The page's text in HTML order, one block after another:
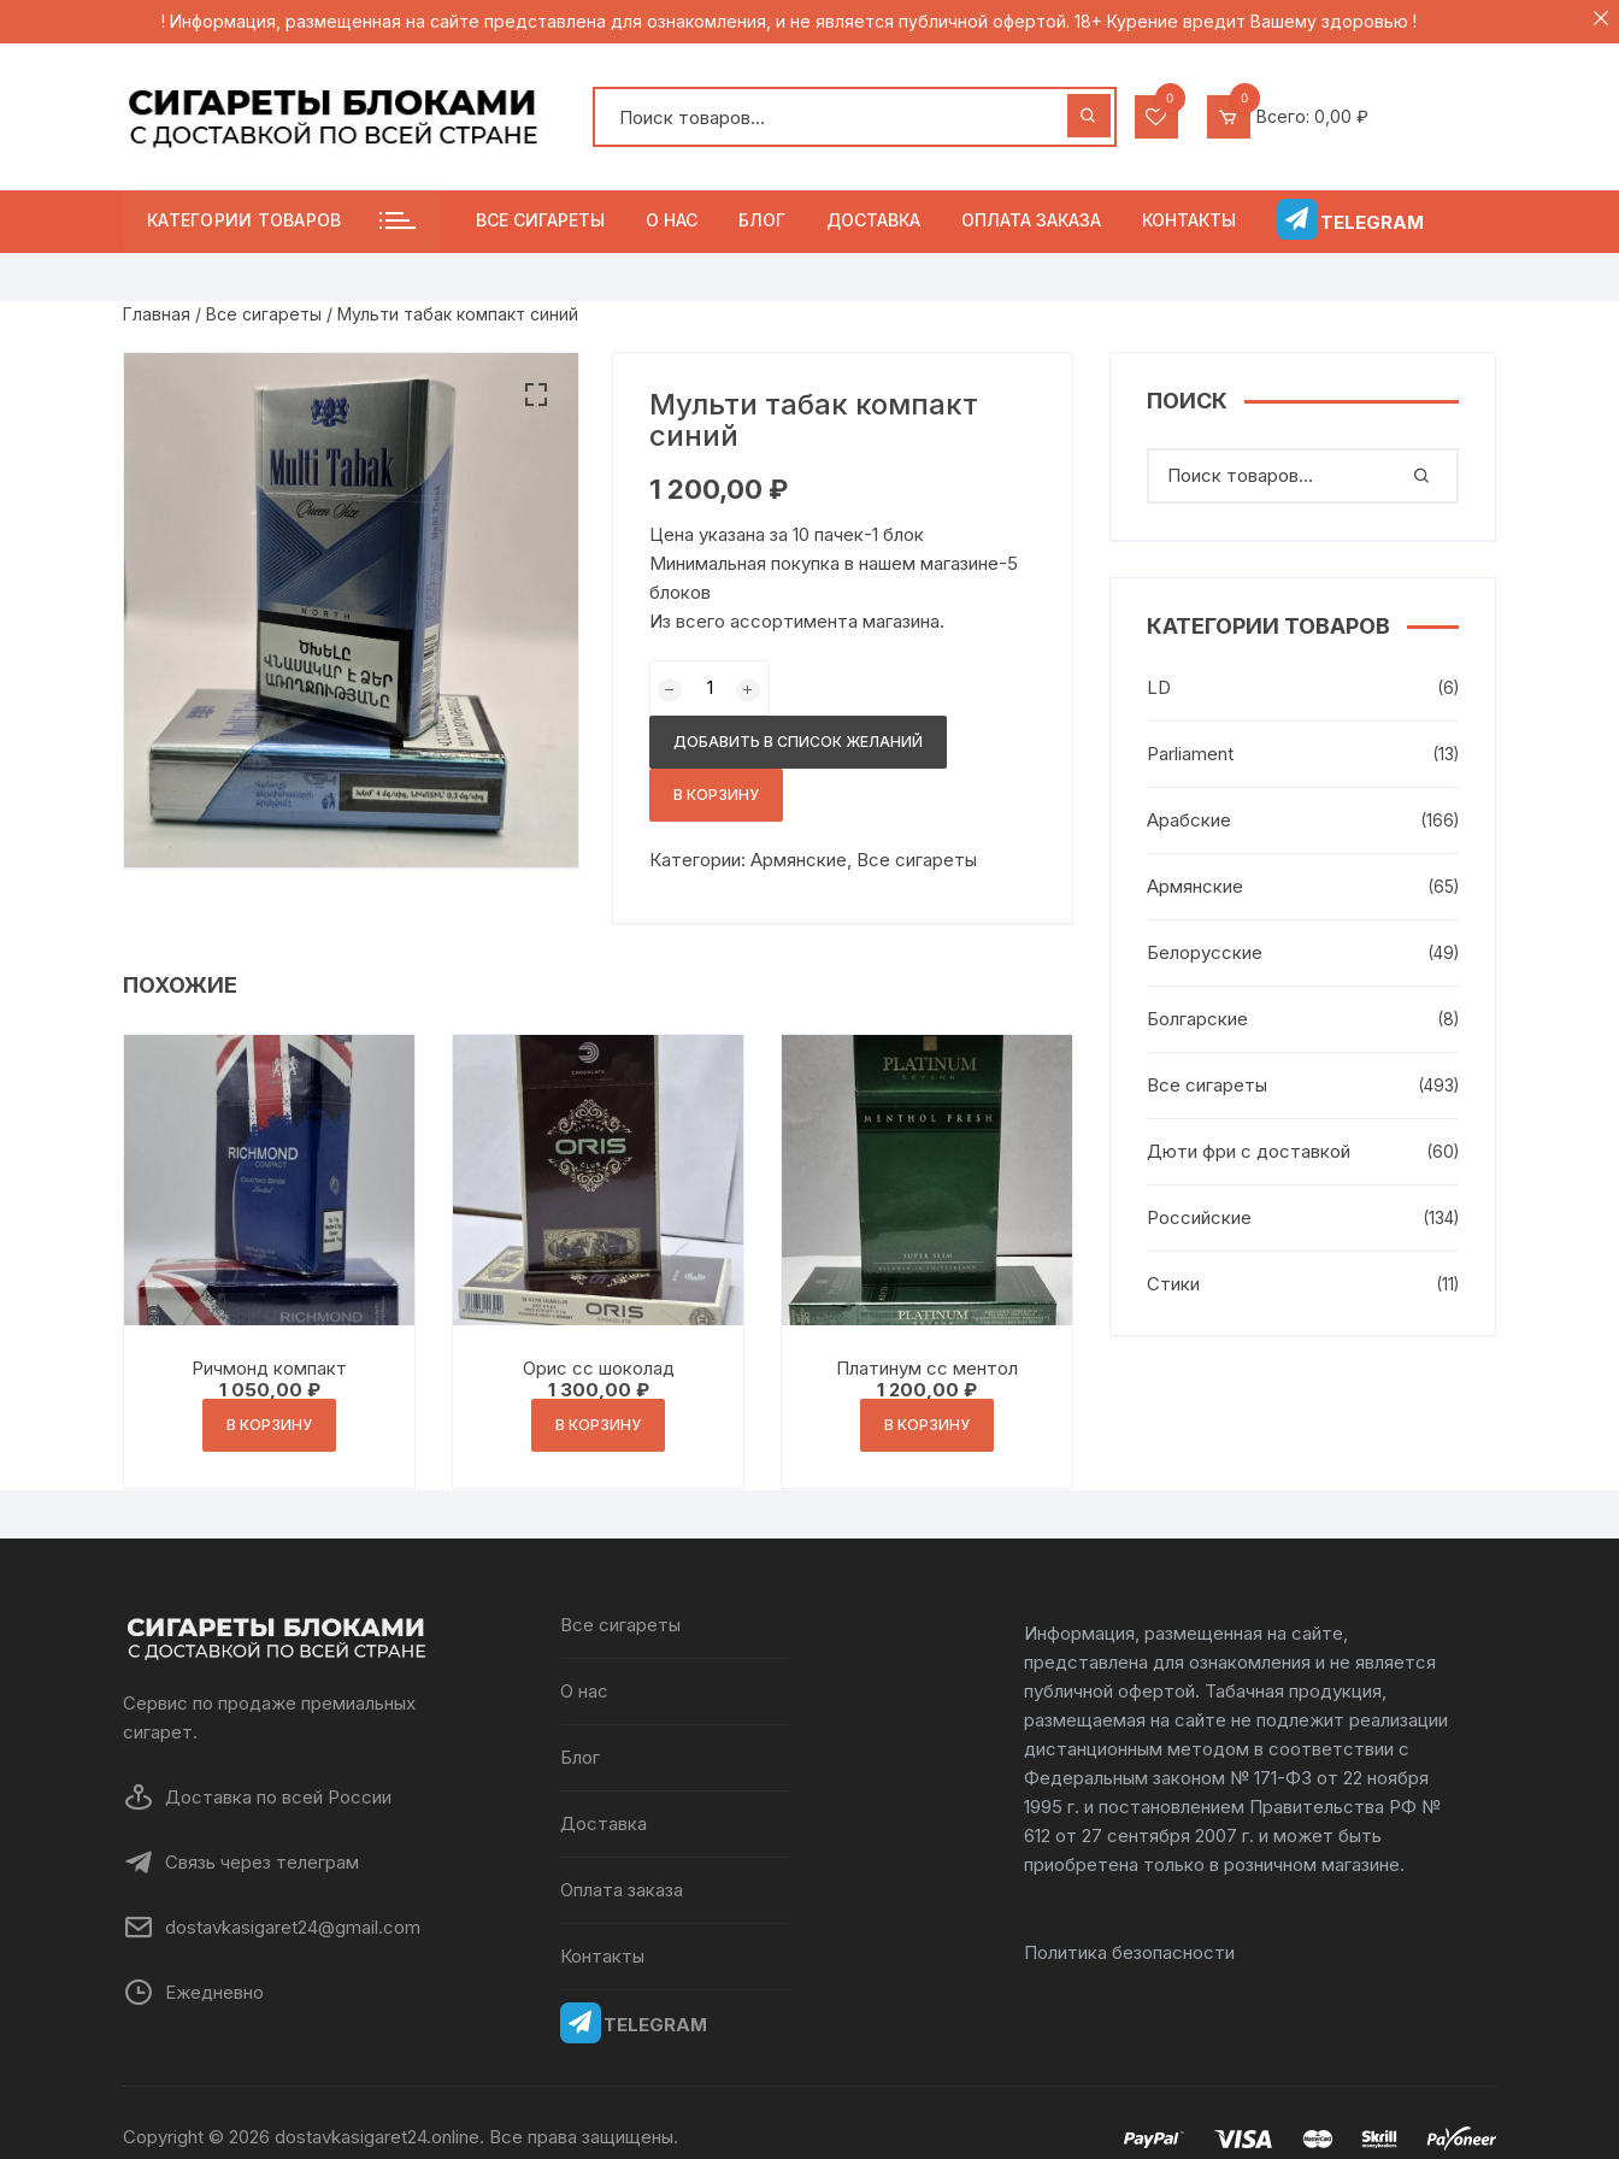
! Информация, размещенная на сайте представлена для ознакомления, и не является публичной офертой. 18+ Курение вредит Вашему здоровью !
0 0
Всего: 0,00 ₽
КАТЕГОРИИ ТОВАРОВ ВСЕ СИГАРЕТЫ О НАС БЛОГ ДОСТАВКА ОПЛАТА ЗАКАЗА КОНТАКТЫ TELEGRAM
Главная / Все сигареты / Мульти табак компакт синий
Мульти табак компакт
синий
1 200,00 ₽
Цена указана за 10 пачек-1 блок
Минимальная покупка в нашем магазине-5
блоков
Из всего ассортимента магазина.
товара
компакт
синий
ДОБАВИТЬ В СПИСОК ЖЕЛАНИЙ
В КОРЗИНУ
Категории:Армянские Все сигареты
ПОХОЖИЕ
Ричмонд компакт
1 050,00 ₽
В КОРЗИНУ
Орис сс шоколад
1 300,00 ₽
В КОРЗИНУ
Платинум сс ментол
1 200,00 ₽
В КОРЗИНУ
ПОИСК
КАТЕГОРИИ ТОВАРОВ
LD (6)
Parliament (13)
Арабские (166)
Армянские (65)
Белорусские (49)
Болгарские (8)
Все сигареты (493)
Дюти фри с доставкой (60)
Российские (134)
Стики (11)
Сервис по продаже премиальных
сигарет.
Доставка по всей России
Связь через телеграм
dostavkasigaret24@gmail.com
Ежедневно
Все сигареты
О нас
Блог
Доставка
Оплата заказа
Контакты
TELEGRAM
Информация, размещенная на сайте,
представлена для ознакомления и не является
публичной офертой. Табачная продукция,
размещаемая на сайте не подлежит реализации
дистанционным методом в соответствии с
Федеральным законом № 171-ФЗ от 22 ноября
1995 г. и постановлением Правительства РФ №
612 от 27 сентября 2007 г. и может быть
приобретена только в розничном магазине.
Политика безопасности
Copyright © 2026 dostavkasigaret24.online. Все права защищены.